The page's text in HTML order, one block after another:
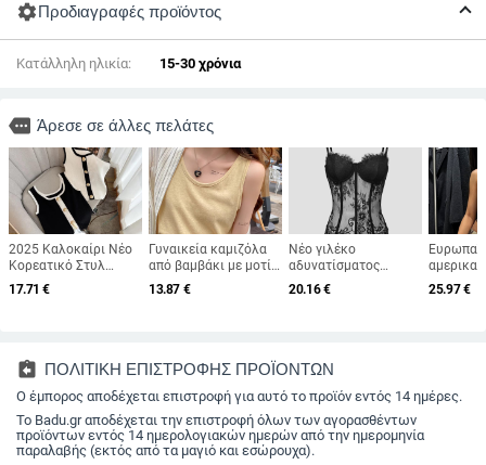
settingsΠροδιαγραφές προϊόντος
Κατάλληλη ηλικία: 15-30 χρόνια
more Άρεσε σε άλλες πελάτες
2025 Καλοκαίρι Νέο
Κορεατικό Στυλ
Μικρό Αρωματικό
Στυλ Μαύρο και
Γιλέκο για Γυναίκες
17.71 €
Γυναικεία καμιζόλα
από βαμβάκι με μοτίο
νιφάδων χιονιού –
φαρδιά, χωρίς μανίκια
τιράντες
13.87 €
Νέο γιλέκο
αδυνατίσματος
Amazon European
and American Street
Γυναικείο 9018
20.16€
2024
Γυναίκες
25.97€
assignment_return ΠΟΛΙΤΙΚΗ ΕΠΙΣΤΡΟΦΗΣ ΠΡΟΪΟΝΤΩΝ
Ο έμπορος αποδέχεται επιστροφή για αυτό το προϊόν εντός 14 ημέρες.
Το Badu.gr αποδέχεται την επιστροφή όλων των αγορασθέντων
προϊόντων εντός 14 ημερολογιακών ημερών από την ημερομηνία
παραλαβής (εκτός από τα μαγιό και εσώρουχα).